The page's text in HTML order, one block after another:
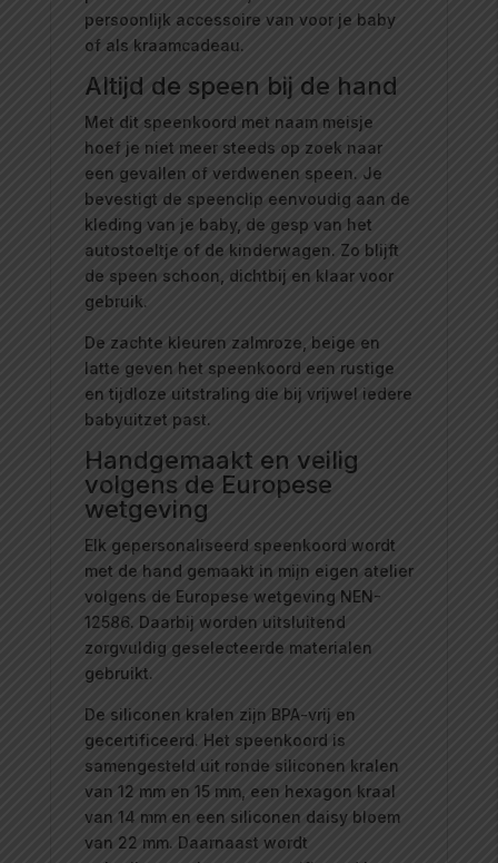
persoonlijk accessoire van voor je baby
of als kraamcadeau.
Altijd de speen bij de hand
Met dit speenkoord met naam meisje
hoef je niet meer steeds op zoek naar
een gevallen of verdwenen speen. Je
bevestigt de speenclip eenvoudig aan de
kleding van je baby, de gesp van het
autostoeltje of de kinderwagen. Zo blijft
de speen schoon, dichtbij en klaar voor
gebruik.
De zachte kleuren zalmroze, beige en
latte geven het speenkoord een rustige
en tijdloze uitstraling die bij vrijwel iedere
babyuitzet past.
Handgemaakt en veilig
volgens de Europese
wetgeving
Elk gepersonaliseerd speenkoord wordt
met de hand gemaakt in mijn eigen atelier
volgens de Europese wetgeving NEN-
12586. Daarbij worden uitsluitend
zorgvuldig geselecteerde materialen
gebruikt.
De siliconen kralen zijn BPA-vrij en
gecertificeerd. Het speenkoord is
samengesteld uit ronde siliconen kralen
van 12 mm en 15 mm, een hexagon kraal
van 14 mm en een siliconen daisy bloem
van 22 mm. Daarnaast wordt